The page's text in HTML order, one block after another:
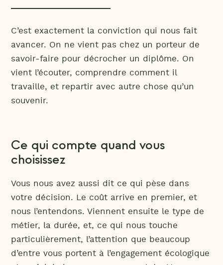
C’est exactement la conviction qui nous fait
avancer. On ne vient pas chez un porteur de
savoir-faire pour décrocher un diplôme. On
vient l’écouter, comprendre comment il
travaille, et repartir avec autre chose qu’un
souvenir.
Ce qui compte quand vous
choisissez
Vous nous avez aussi dit ce qui pèse dans
votre décision. Le coût arrive en premier, et
nous l’entendons. Viennent ensuite le type de
métier, la durée, et, ce qui nous touche
particulièrement, l’attention que beaucoup
d’entre vous portent à l’engagement écologique